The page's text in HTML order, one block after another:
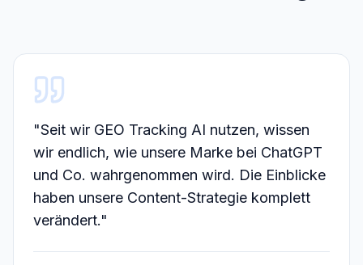
"Seit wir GEO Tracking AI nutzen, wissen
wir endlich, wie unsere Marke bei ChatGPT
und Co. wahrgenommen wird. Die Einblicke
haben unsere Content-Strategie komplett
verändert."